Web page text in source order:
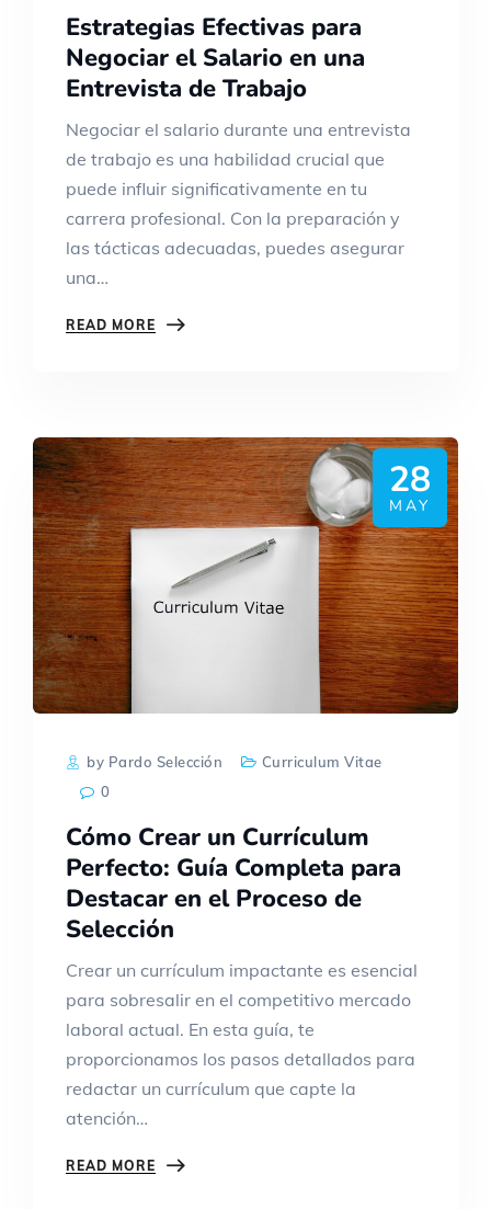
Estrategias Efectivas para
Negociar el Salario en una
Entrevista de Trabajo
Negociar el salario durante una entrevista
de trabajo es una habilidad crucial que
puede influir significativamente en tu
carrera profesional. Con la preparación y
las tácticas adecuadas, puedes asegurar
una…
READ MORE
28
MAY
by Pardo Selección
Curriculum Vitae
0
Cómo Crear un Currículum
Perfecto: Guía Completa para
Destacar en el Proceso de
Selección
Crear un currículum impactante es esencial
para sobresalir en el competitivo mercado
laboral actual. En esta guía, te
proporcionamos los pasos detallados para
redactar un currículum que capte la
atención…
READ MORE